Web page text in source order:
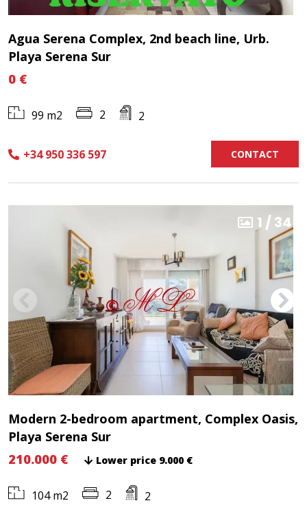
Agua Serena Complex, 2nd beach line, Urb.
Playa Serena Sur
0 €
99 m2 2 2
+34 950 336 597 CONTACT
1 / 34
Modern 2-bedroom apartment, Complex Oasis,
Playa Serena Sur
210.000 €
Lower price 9.000 €
104 m2 2 2